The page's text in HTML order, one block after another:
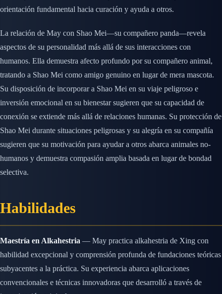
orientación fundamental hacia curación y ayuda a otros.
La relación de May con Shao Mei—su compañero panda—revela
aspectos de su personalidad más allá de sus interacciones con
humanos. Ella demuestra afecto profundo por su compañero animal,
tratando a Shao Mei como amigo genuino en lugar de mera mascota.
Su disposición de incorporar a Shao Mei en su viaje peligroso e
inversión emocional en su bienestar sugieren que su capacidad de
conexión se extiende más allá de relaciones humanas. Su protección de
Shao Mei durante situaciones peligrosas y su alegría en su compañía
sugieren que su motivación para ayudar a otros abarca animales no-
humanos y demuestra compasión amplia basada en lugar de bondad
selectiva.
Habilidades
Maestría en Alkahestria — May practica alkahestria de Xing con
habilidad excepcional y comprensión profunda de fundaciones teóricas
subyacentes a la práctica. Su experiencia abarca aplicaciones
convencionales e técnicas innovadoras que desarrolló a través de